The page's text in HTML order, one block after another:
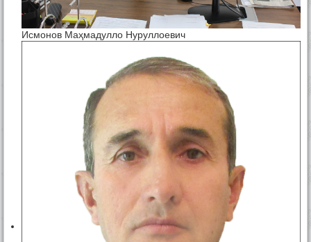
Исмонов Маҳмадулло Нуруллоевич